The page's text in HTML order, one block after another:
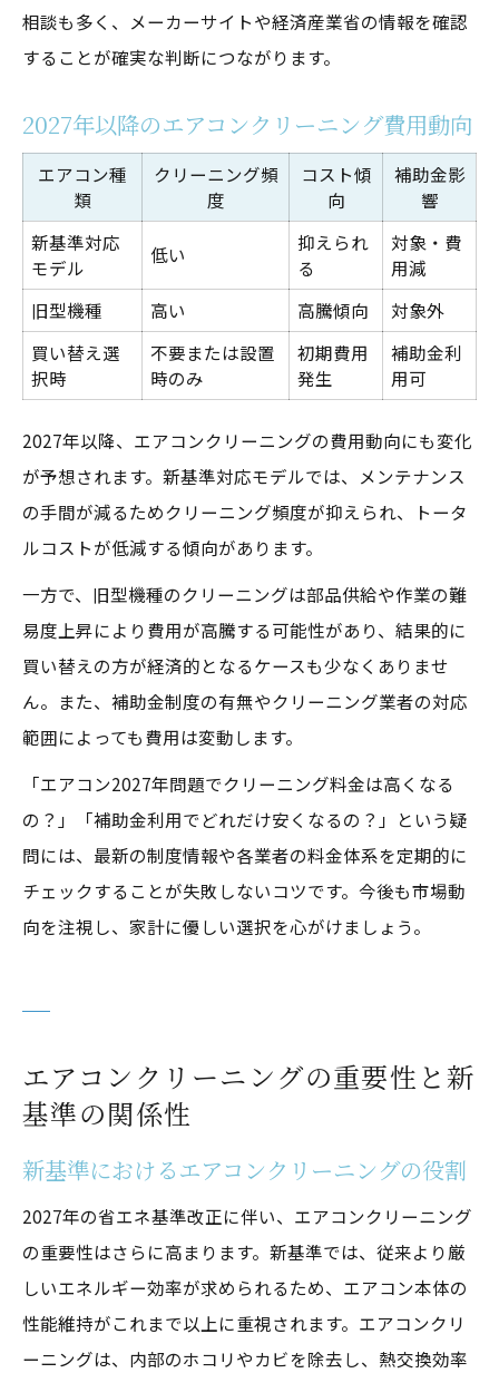
相談も多く、メーカーサイトや経済産業省の情報を確認
することが確実な判断につながります。
2027年以降のエアコンクリーニング費用動向
エアコン種
類
クリーニング頻
度
コスト傾
向
補助金影
響
新基準対応
モデル
低い
抑えられ
る
対象・費
用減
旧型機種
高い 高騰傾向
対象外
買い替え選
択時
不要または設置
時のみ
初期費用
発生
補助金利
用可
2027年以降、エアコンクリーニングの費用動向にも変化
が予想されます。新基準対応モデルでは、メンテナンス
の手間が減るためクリーニング頻度が抑えられ、トータ
ルコストが低減する傾向があります。
一方で、旧型機種のクリーニングは部品供給や作業の難
易度上昇により費用が高騰する可能性があり、結果的に
買い替えの方が経済的となるケースも少なくありませ
ん。また、補助金制度の有無やクリーニング業者の対応
範囲によっても費用は変動します。
「エアコン2027年問題でクリーニング料金は高くなる
の？」「補助金利用でどれだけ安くなるの？」という疑
問には、最新の制度情報や各業者の料金体系を定期的に
チェックすることが失敗しないコツです。今後も市場動
向を注視し、家計に優しい選択を心がけましょう。
エアコンクリーニングの重要性と新
基準の関係性
新基準におけるエアコンクリーニングの役割
2027年の省エネ基準改正に伴い、エアコンクリーニング
の重要性はさらに高まります。新基準では、従来より厳
しいエネルギー効率が求められるため、エアコン本体の
性能維持がこれまで以上に重視されます。エアコンクリ
ーニングは、内部のホコリやカビを除去し、熱交換効率